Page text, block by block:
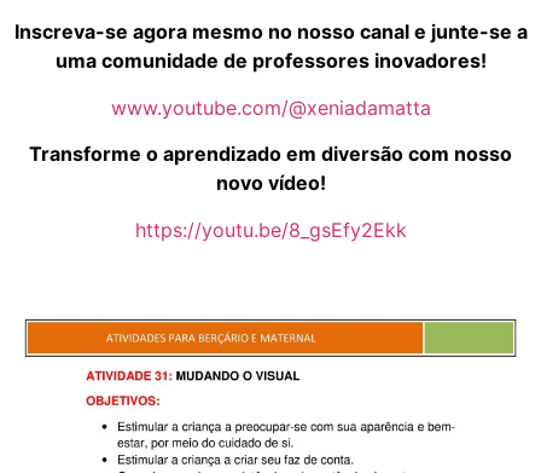
Inscreva-se agora mesmo no nosso canal e junte-se a
uma comunidade de professores inovadores!
www.youtube.com/@xeniadamatta
Transforme o aprendizado em diversão com nosso
novo vídeo!
https://youtu.be/8_gsEfy2Ekk